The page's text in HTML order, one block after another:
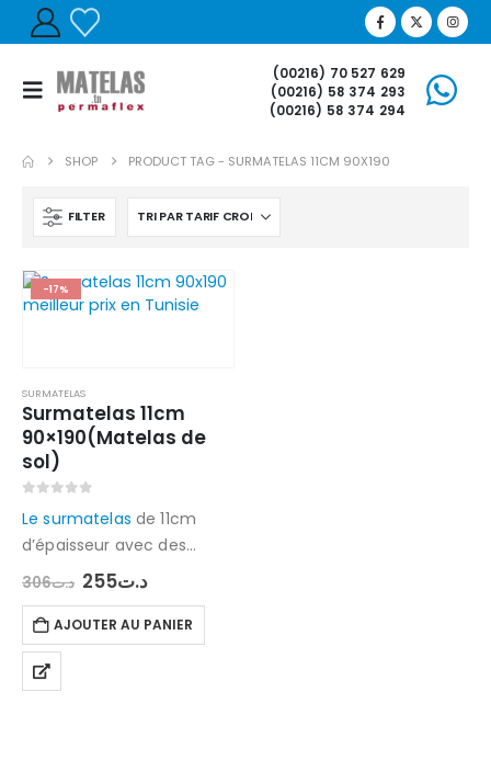
(00216) 70 527 629
(00216) 58 374 293
(00216) 58 374 294
SHOP PRODUCT TAG - SURMATELAS 11CM 90X190
FILTER
-17%
SURMATELAS
Surmatelas 11cm
90×190(Matelas de
sol)
Le surmatelas de 11cm
d’épaisseur avec des
dimensions de 90×190,
acarienset en
viscoélastique quisuit la
forme du corps
د.ت306 Le
initial
était :
د.ت306.
د.ت255 Le
actuel
est :
AJOUTER AU PANIER